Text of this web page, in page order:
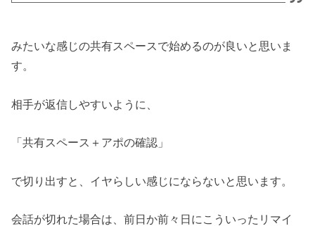
みたいな感じの共有スペースで始めるのが良いと思いま
す。
相手が返信しやすいように、
「共有スペース＋アポの確認」
で切り出すと、イヤらしい感じにならないと思います。
会話が切れた場合は、前日か前々日にこういったリマイ